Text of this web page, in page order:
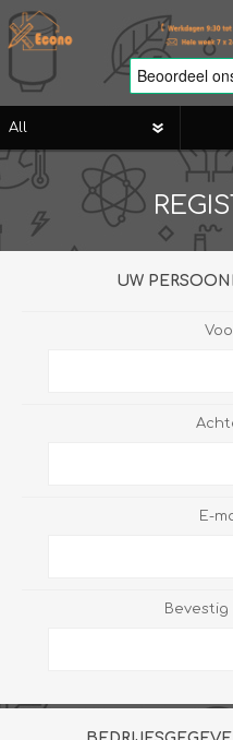
REGISTREREN
AANMELDEN
VERLANGLIJST
0
UW
E-
Bevestig